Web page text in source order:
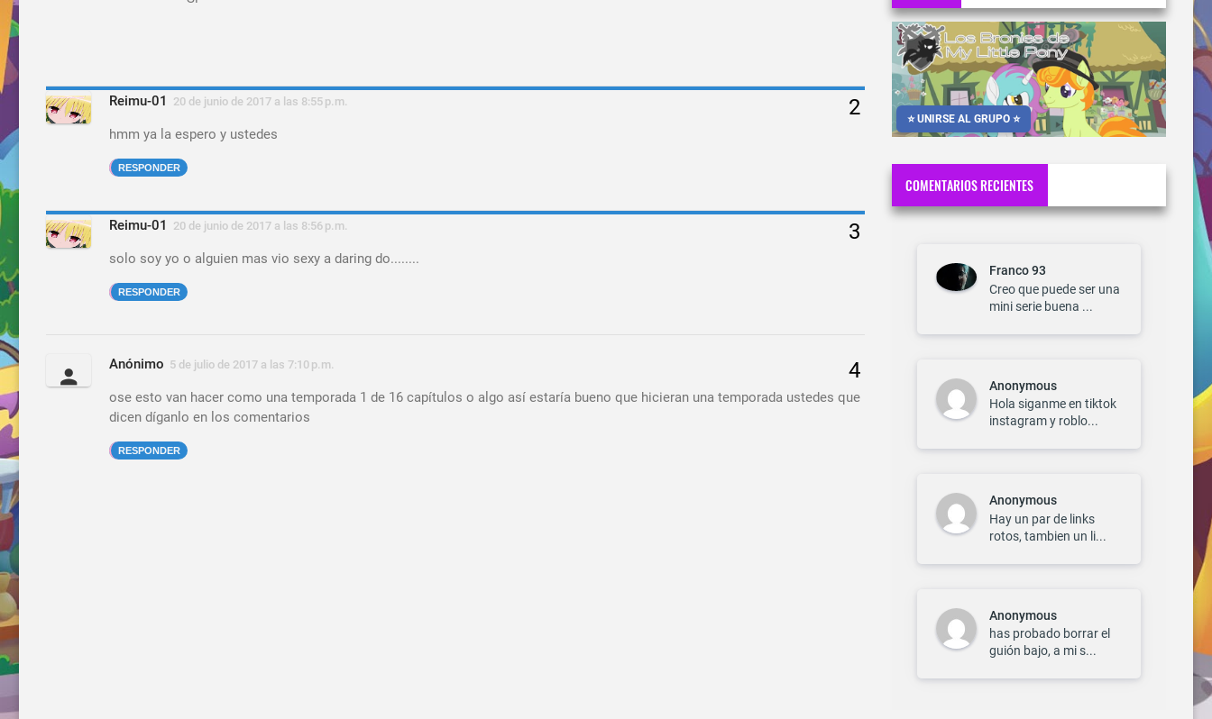
Reimu-01 20 de junio de 2017 a las 8:55 p.m.
hmm ya la espero y ustedes
RESPONDER
Reimu-01 20 de junio de 2017 a las 8:56 p.m.
solo soy yo o alguien mas vio sexy a daring do........
RESPONDER
Anónimo 5 de julio de 2017 a las 7:10 p.m.
ose esto van hacer como una temporada 1 de 16 capítulos o algo así estaría bueno que hicieran una temporada ustedes que
dicen díganlo en los comentarios
RESPONDER
⭐ UNIRSE AL GRUPO ⭐
COMENTARIOS RECIENTES
Franco 93
Creo que puede ser una
mini serie buena ...
Anonymous
Hola siganme en tiktok
instagram y roblo...
Anonymous
Hay un par de links
rotos, tambien un li...
Anonymous
has probado borrar el
guión bajo, a mi s...